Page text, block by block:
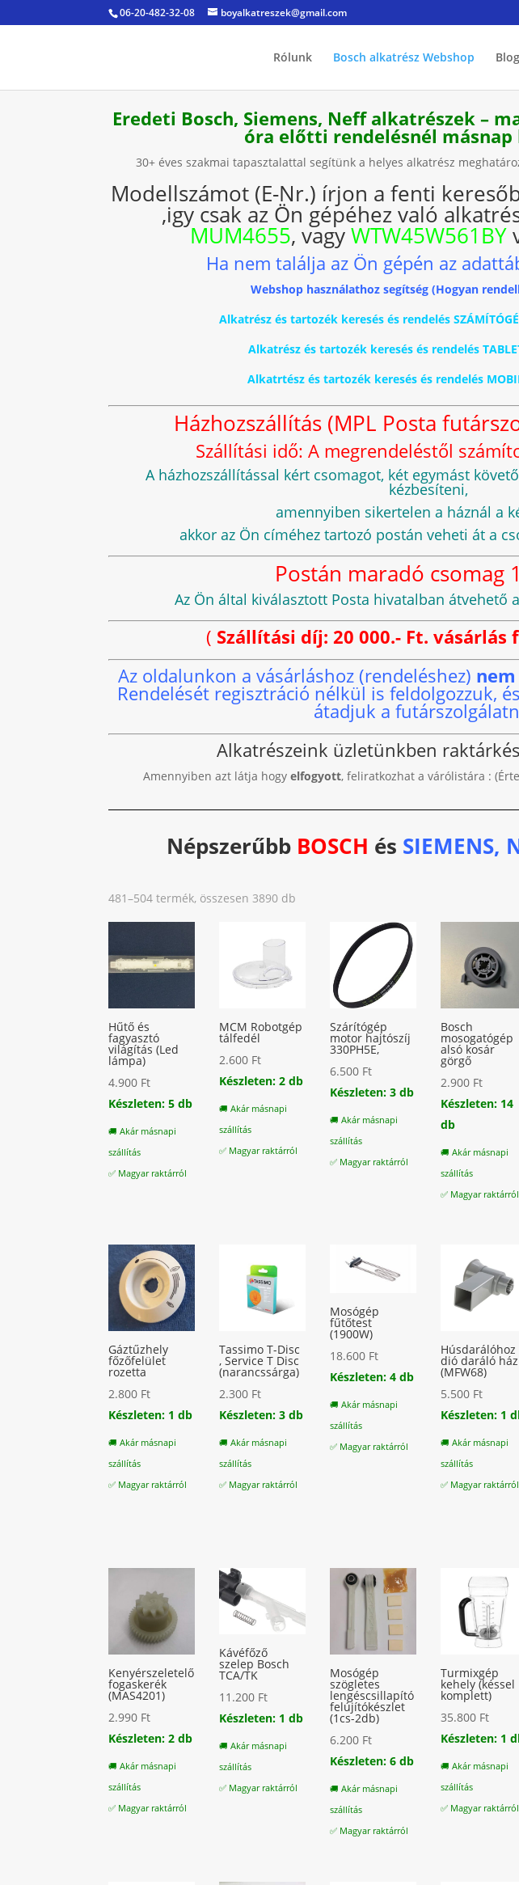
06-20-482-32-08 boyalkatreszek@gmail.com
Rólunk Bosch alkatrész Webshop Blog
Eredeti Bosch, Siemens, Neff alkatrészek –
óra előtti rendelésnél másnap
30+ éves szakmai tapasztalattal segítünk a helyes alkatrész
Modellszámot (E-Nr.) írjon a fenti
,igy csak az Ön gépéhez való
MUM4655, vagyWTW45W561BY
Ha nem találja az Ön gépén az
Webshop használathoz segítség (Hogyan
Alkatrész és tartozék keresés és rendelés
Alkatrész és tartozék keresés és rendelés
Alkatrtész és tartozék keresés és rendelés
Házhozszállítás (MPL Posta
Szállítási idő: A megrendeléstől
A házhozszállítással kért csomagot, két egymást
kézbesíteni,
amennyiben sikertelen a háznál a
akkor az Ön címéhez tartozó postán veheti át a
Postán maradó csomag
Az Ön által kiválasztott Posta hivatalban átvehető
( Szállítási díj: 20 000.- Ft.
Az oldalunkon a vásárláshoz (rendeléshez)
Rendelését regisztráció nélkül is feldolgozzuk,
átadjuk a
Alkatrészeink üzletünkben
Amennyiben azt látja hogy elfogyott, feliratkozhat a várólistára :
Népszerűbb BOSCH és SIEMENS,
481–504 termék, összesen 3890 db
Hűtő és
fagyasztó
világítás (Led
lámpa)
4.900 Ft
Készleten: 5 db
🚚 Akár másnapi
szállítás
✅ Magyar raktárról
MCM Robotgép
tálfedél
2.600 Ft
Készleten: 2 db
🚚 Akár másnapi
szállítás
✅ Magyar raktárról
Szárítógép
motor hajtószíj
330PH5E,
6.500 Ft
Készleten: 3 db
🚚 Akár másnapi
szállítás
✅ Magyar raktárról
Bosch
mosogatógép
alsó kosár
görgő
2.900 Ft
Készleten: 14
db
🚚 Akár másnapi
szállítás
✅ Magyar raktárról
Gáztűzhely
főzőfelület
rozetta
2.800 Ft
Készleten: 1 db
🚚 Akár másnapi
szállítás
✅ Magyar raktárról
Tassimo T-Disc
, Service T Disc
(narancssárga)
2.300 Ft
Készleten: 3 db
🚚 Akár másnapi
szállítás
✅ Magyar raktárról
Mosógép
fűtőtest
(1900W)
18.600 Ft
Készleten: 4 db
🚚 Akár másnapi
szállítás
✅ Magyar raktárról
Húsdarálóhoz
dió daráló ház
(MFW68)
5.500 Ft
Készleten: 1
🚚 Akár másnapi
szállítás
✅ Magyar raktárról
Kenyérszeletelő
fogaskerék
(MAS4201)
2.990 Ft
Készleten: 2 db
🚚 Akár másnapi
szállítás
✅ Magyar raktárról
Kávéfőző
szelep Bosch
TCA/TK
11.200 Ft
Készleten: 1 db
🚚 Akár másnapi
szállítás
✅ Magyar raktárról
Mosógép
szögletes
lengéscsillapító
felújítókészlet
(1cs-2db)
6.200 Ft
Készleten: 6 db
🚚 Akár másnapi
szállítás
✅ Magyar raktárról
Turmixgép
kehely (késsel
komplett)
35.800 Ft
Készleten: 1
🚚 Akár másnapi
szállítás
✅ Magyar raktárról